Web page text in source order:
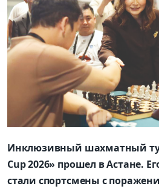
Инклюзивный шахматный
Cup 2026» прошел в Астане.
стали спортсмены с